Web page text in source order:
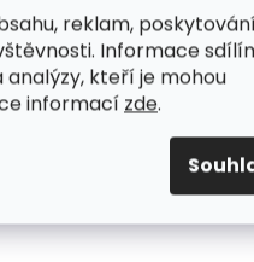
reklam,
Informace
kteří je mohou
informací zde.